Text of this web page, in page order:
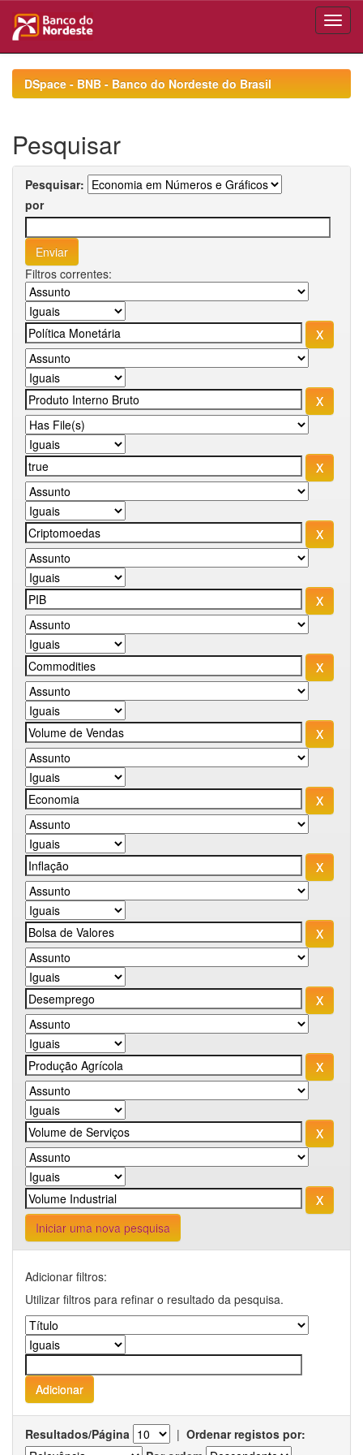
navigationDSpace - BNB - Banco do Nordeste do Brasil
Pesquisar
Pesquisar:
por
Filtros correntes:
Iniciar uma nova pesquisa
Adicionar filtros:
Utilizar filtros para refinar o resultado da pesquisa.
Resultados/Página | Ordenar registos por: